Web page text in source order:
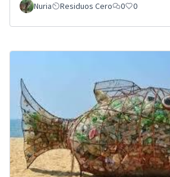
Nuria Residuos Cero 0 0